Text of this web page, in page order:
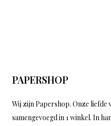
PAPERSHOP
Wij zijn Papershop. Onze
samengevoegd in 1 winkel. In